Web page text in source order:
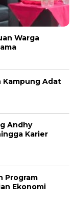
Warga
Kampung Adat
Andhy
Karier
Program
Ekonomi